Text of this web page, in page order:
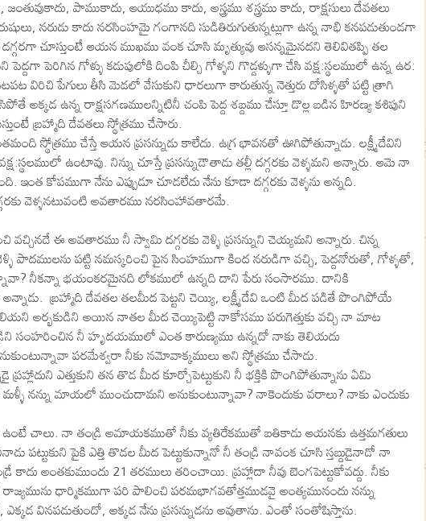
పాముకాదు, ఆయుధము కాదు, అస్త్రము శస్త్రము కాదు, రాక్షసులు దేవతలు
నరుడు కాదు నరసింహమై గంగానది సుడితిరుగుతున్నట్లుగా ఉన్న నాభి కనపడుతుండగా
చూస్తుంటే ఆయన ముఖము వంక చూసి మృత్యువు ఆసన్నమైనదని తెలివితప్పి తల
పెరిగిన గోళ్ళు కడుపులోకి దింపి చీల్చి గోళ్ళని గొడ్డళ్ళుగా చేసి వక్ష:స్థలములో ఉన్న ఉర:
విరిచి పేగులు తీసి మెడలో వేసుకుని ధారలుగా కారుతున్న నెత్తురు దోసిళ్ళతో పట్టి త్రాగి
అక్కడ ఉన్న రాక్షసగణములన్నిటినీ చంపి పెద్ద శబ్దము చేస్తూ డొల్ల బడిన హిరణ్య కశిపుని
బ్రహ్మాది దేవతలు స్థోత్రము చేసారు.
స్థోత్రము చేస్తే ఆయన ప్రసన్నుడు కాలేదు. ఉగ్ర భావనతో ఊగిపోతున్నాడు. లక్ష్మీదేవిని
ఉంటావు. నిన్ను చూస్తే ప్రసన్నుడౌతాడు తల్లీ దగ్గరకు వెళ్ళమని అన్నారు. ఆమె నా
ఇంత కోపముగా నేను ఎప్పుడూ చూడలేదు నేను కూడా దగ్గరకు వెళ్ళను అన్నది.
వెళ్ళనటువంటి అవతారము నరసింహావతారమే.
వచ్చినదే ఈ అవతారము నీ స్వామి దగ్గరకు వెళ్ళి ప్రసన్నుని చెయ్యమని అన్నారు. చిన్న
పాదములను పట్టి నమస్కరించి పైన సింహముగా కింద నరుడిగా వచ్చి, పెద్దనోరుతో, గోళ్ళతో,
నీకన్నా భయంకరమైనది లోకములో ఉన్నది దాని పేరు సంసారము. దానికి
బ్రహ్మాది దేవతల తలమీద పెట్టని చెయ్యి, లక్ష్మీదేవి ఒంటి మీద పడితే పొంగిపోయే
అర్భకుడిని అయిన నాతల మీద చెయ్యిపెట్టి నాకోసము పరుగెత్తుకు వచ్చి నా మాట
సంహరించిన నీ హృదయములో ఎంత కారుణ్యము ఉన్నదో నాకు తెలియదు
పరమేశ్వరా నీకు నమోవాక్కములు అని స్థోత్రము చేసాడు.
ఎత్తుకుని తన తొడ మీద కూర్చోపెట్టుకుని నీ భక్తికి పొంగిపోతున్నాను ఏమి
నన్ను మాయలో ముంచుదామని అనుకుంటున్నావా? నాకెందుకు వరాలు? నాకు ఎందుకు
చాలు. నా తండ్రి అమాయకముతో నీకు వ్యతిరేకముతో బతికాడు ఆయనకు ఉత్తమగతులు
పట్టుకుని పైకి ఎత్తి తొడల మీద పెట్టుకున్నానో నీ తండ్రి నావంక చూసి స్తబ్దుడైనాడో నా
కాదు అంతకుముందు 21 తరములు తరించాయి. ప్రహ్లాదా నీవు బెంగపెట్టుకోవద్దు. నీకు
రాజ్యమును ధార్మికముగా పరి పాలించి పరమభాగవతోత్తముడవై అంత్యమునందు నన్ను
వినపడుతుందో, అక్కడ నేను ప్రసన్నుడను అవుతాను. ఎంతో సంతోషిస్తాను.